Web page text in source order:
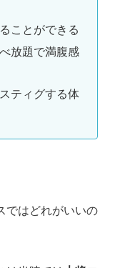
ことができる
放題で満腹感
ティグする体
ではどれがいいの